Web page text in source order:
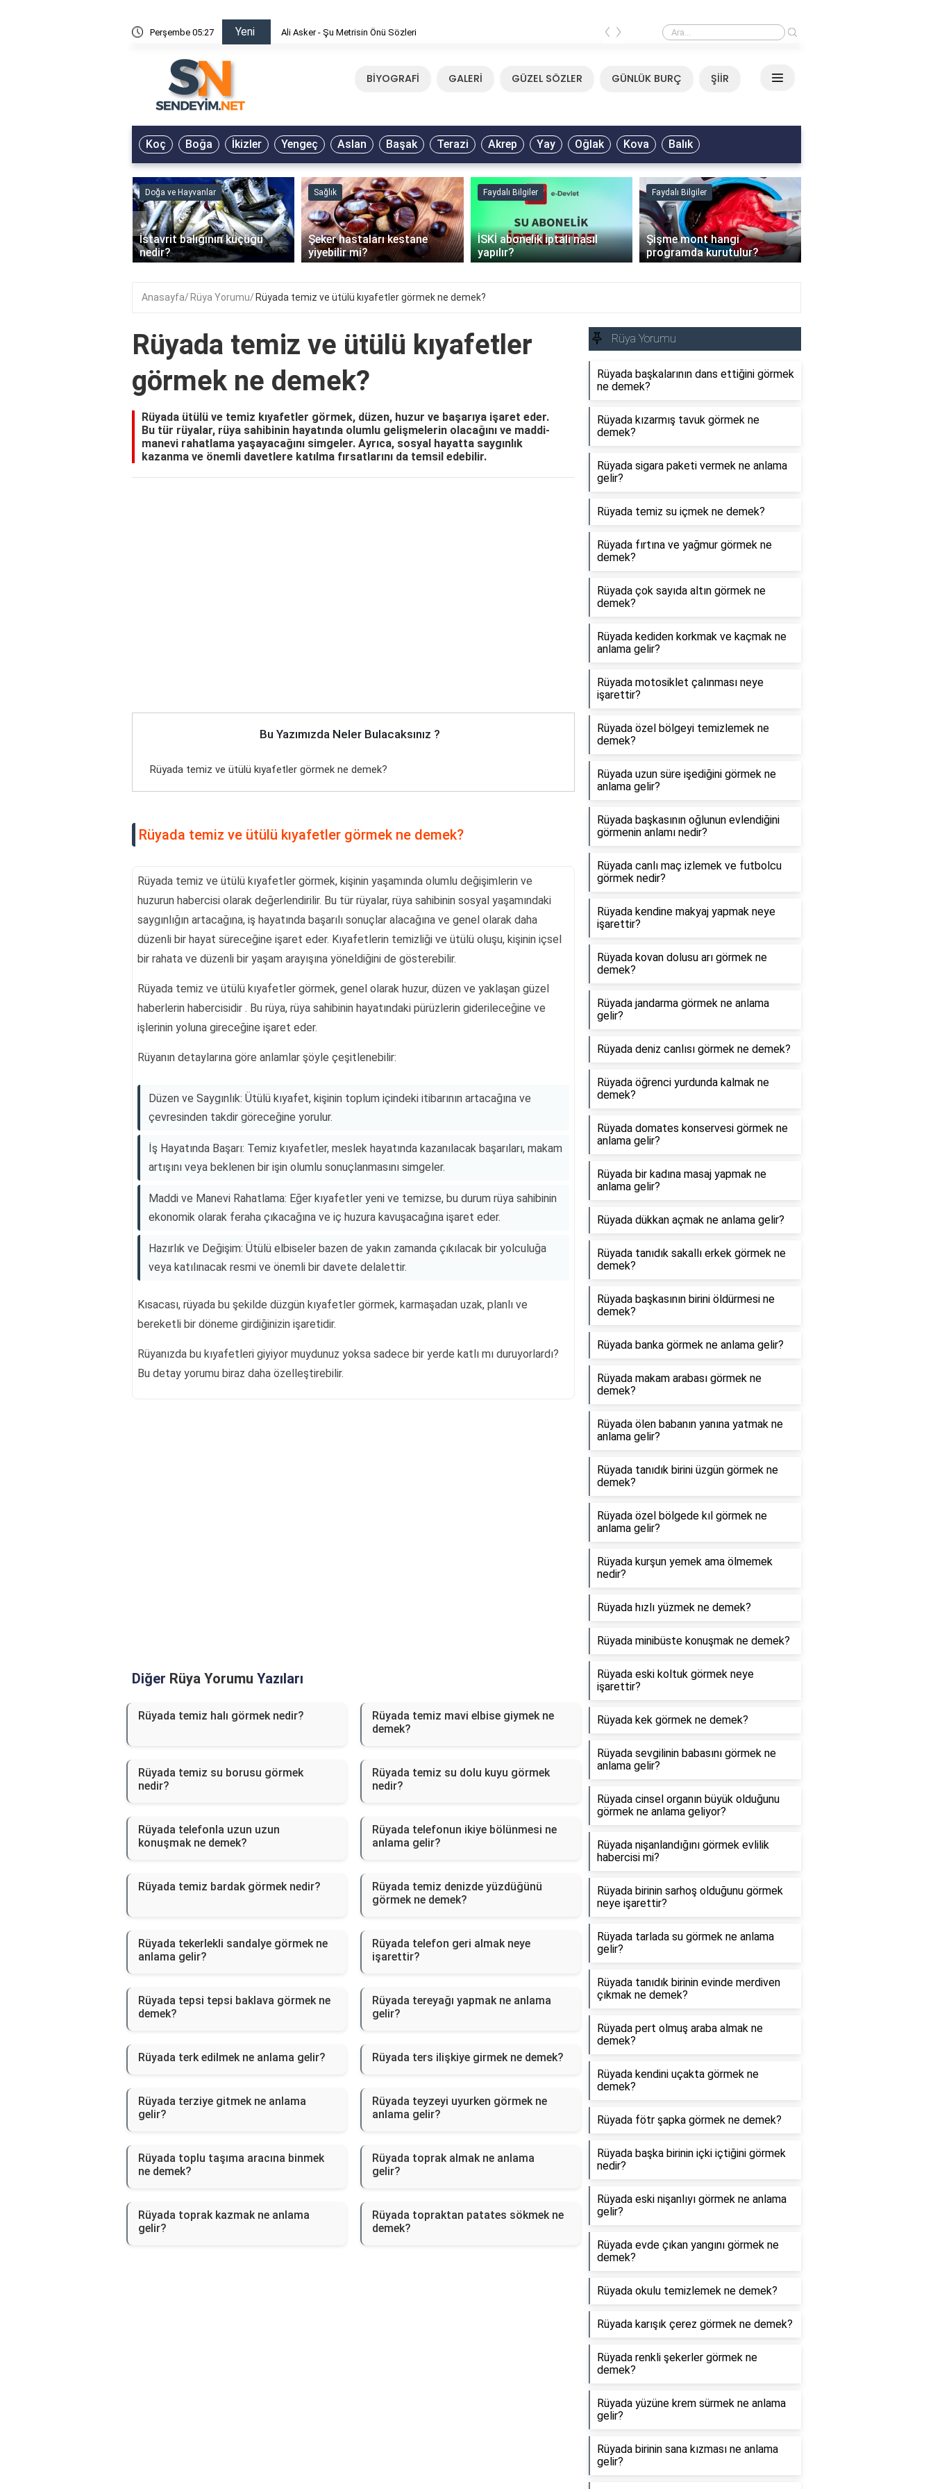
Perşembe 05:27 Yeni Ali Asker - Şu Metrisin Önü Sözleri Mirkelam - Tavla Sözleri
‹ ›
BİYOGRAFİ GALERİ GÜZEL SÖZLER GÜNLÜK BURÇ ŞİİR
Koç Boğa İkizler Yengeç Aslan Başak Terazi Akrep Yay Oğlak Kova Balık
Doğa ve Hayvanlar
İstavrit balığının küçüğü
nedir?
Sağlık
Şeker hastaları kestane
yiyebilir mi?
Faydalı Bilgiler
İSKİ abonelik iptali nasıl
yapılır?
Faydalı Bilgiler
Şişme mont hangi
programda kurutulur?
‹ ›
Anasayfa Rüya Yorumu Rüyada temiz ve ütülü kıyafetler görmek ne demek?
Rüyada temiz ve ütülü kıyafetler
görmek ne demek?
Rüyada ütülü ve temiz kıyafetler görmek, düzen, huzur ve başarıya işaret eder.
Bu tür rüyalar, rüya sahibinin hayatında olumlu gelişmelerin olacağını ve maddi-
manevi rahatlama yaşayacağını simgeler. Ayrıca, sosyal hayatta saygınlık
kazanma ve önemli davetlere katılma fırsatlarını da temsil edebilir.
Bu Yazımızda Neler Bulacaksınız ?
Rüyada temiz ve ütülü kıyafetler görmek ne demek?
Rüyada temiz ve ütülü kıyafetler görmek ne demek?
Rüyada temiz ve ütülü kıyafetler görmek, kişinin yaşamında olumlu değişimlerin ve
huzurun habercisi olarak değerlendirilir. Bu tür rüyalar, rüya sahibinin sosyal yaşamındaki
saygınlığın artacağına, iş hayatında başarılı sonuçlar alacağına ve genel olarak daha
düzenli bir hayat süreceğine işaret eder. Kıyafetlerin temizliği ve ütülü oluşu, kişinin içsel
bir rahata ve düzenli bir yaşam arayışına yöneldiğini de gösterebilir.
Rüyada temiz ve ütülü kıyafetler görmek, genel olarak huzur, düzen ve yaklaşan güzel
haberlerin habercisidir . Bu rüya, rüya sahibinin hayatındaki pürüzlerin giderileceğine ve
işlerinin yoluna gireceğine işaret eder.
Rüyanın detaylarına göre anlamlar şöyle çeşitlenebilir:
Düzen ve Saygınlık: Ütülü kıyafet, kişinin toplum içindeki itibarının artacağına ve
çevresinden takdir göreceğine yorulur.
İş Hayatında Başarı: Temiz kıyafetler, meslek hayatında kazanılacak başarıları, makam
artışını veya beklenen bir işin olumlu sonuçlanmasını simgeler.
Maddi ve Manevi Rahatlama: Eğer kıyafetler yeni ve temizse, bu durum rüya sahibinin
ekonomik olarak feraha çıkacağına ve iç huzura kavuşacağına işaret eder.
Hazırlık ve Değişim: Ütülü elbiseler bazen de yakın zamanda çıkılacak bir yolculuğa
veya katılınacak resmi ve önemli bir davete delalettir.
Kısacası, rüyada bu şekilde düzgün kıyafetler görmek, karmaşadan uzak, planlı ve
bereketli bir döneme girdiğinizin işaretidir.
Rüyanızda bu kıyafetleri giyiyor muydunuz yoksa sadece bir yerde katlı mı duruyorlardı?
Bu detay yorumu biraz daha özelleştirebilir.
Diğer Rüya Yorumu Yazıları
Rüyada temiz halı görmek nedir?
Rüyada temiz mavi elbise giymek ne
demek?
Rüyada temiz su borusu görmek
nedir?
Rüyada temiz su dolu kuyu görmek
nedir?
Rüyada telefonla uzun uzun
konuşmak ne demek?
Rüyada telefonun ikiye bölünmesi ne
anlama gelir?
Rüyada temiz bardak görmek nedir?
Rüyada temiz denizde yüzdüğünü
görmek ne demek?
Rüyada tekerlekli sandalye görmek ne
anlama gelir?
Rüyada telefon geri almak neye
işarettir?
Rüyada tepsi tepsi baklava görmek ne
demek?
Rüyada tereyağı yapmak ne anlama
gelir?
Rüyada terk edilmek ne anlama gelir? Rüyada ters ilişkiye girmek ne demek?
Rüyada terziye gitmek ne anlama
gelir?
Rüyada teyzeyi uyurken görmek ne
anlama gelir?
Rüyada toplu taşıma aracına binmek
ne demek?
Rüyada toprak almak ne anlama
gelir?
Rüyada toprak kazmak ne anlama
gelir?
Rüyada topraktan patates sökmek ne
demek?
Rüya Yorumu
Rüyada başkalarının dans ettiğini görmek
ne demek?
Rüyada kızarmış tavuk görmek ne
demek?
Rüyada sigara paketi vermek ne anlama
gelir?
Rüyada temiz su içmek ne demek?
Rüyada fırtına ve yağmur görmek ne
demek?
Rüyada çok sayıda altın görmek ne
demek?
Rüyada kediden korkmak ve kaçmak ne
anlama gelir?
Rüyada motosiklet çalınması neye
işarettir?
Rüyada özel bölgeyi temizlemek ne
demek?
Rüyada uzun süre işediğini görmek ne
anlama gelir?
Rüyada başkasının oğlunun evlendiğini
görmenin anlamı nedir?
Rüyada canlı maç izlemek ve futbolcu
görmek nedir?
Rüyada kendine makyaj yapmak neye
işarettir?
Rüyada kovan dolusu arı görmek ne
demek?
Rüyada jandarma görmek ne anlama
gelir?
Rüyada deniz canlısı görmek ne demek?
Rüyada öğrenci yurdunda kalmak ne
demek?
Rüyada domates konservesi görmek ne
anlama gelir?
Rüyada bir kadına masaj yapmak ne
anlama gelir?
Rüyada dükkan açmak ne anlama gelir?
Rüyada tanıdık sakallı erkek görmek ne
demek?
Rüyada başkasının birini öldürmesi ne
demek?
Rüyada banka görmek ne anlama gelir?
Rüyada makam arabası görmek ne
demek?
Rüyada ölen babanın yanına yatmak ne
anlama gelir?
Rüyada tanıdık birini üzgün görmek ne
demek?
Rüyada özel bölgede kıl görmek ne
anlama gelir?
Rüyada kurşun yemek ama ölmemek
nedir?
Rüyada hızlı yüzmek ne demek?
Rüyada minibüste konuşmak ne demek?
Rüyada eski koltuk görmek neye
işarettir?
Rüyada kek görmek ne demek?
Rüyada sevgilinin babasını görmek ne
anlama gelir?
Rüyada cinsel organın büyük olduğunu
görmek ne anlama geliyor?
Rüyada nişanlandığını görmek evlilik
habercisi mi?
Rüyada birinin sarhoş olduğunu görmek
neye işarettir?
Rüyada tarlada su görmek ne anlama
gelir?
Rüyada tanıdık birinin evinde merdiven
çıkmak ne demek?
Rüyada pert olmuş araba almak ne
demek?
Rüyada kendini uçakta görmek ne
demek?
Rüyada fötr şapka görmek ne demek?
Rüyada başka birinin içki içtiğini görmek
nedir?
Rüyada eski nişanlıyı görmek ne anlama
gelir?
Rüyada evde çıkan yangını görmek ne
demek?
Rüyada okulu temizlemek ne demek?
Rüyada karışık çerez görmek ne demek?
Rüyada renkli şekerler görmek ne
demek?
Rüyada yüzüne krem sürmek ne anlama
gelir?
Rüyada birinin sana kızması ne anlama
gelir?